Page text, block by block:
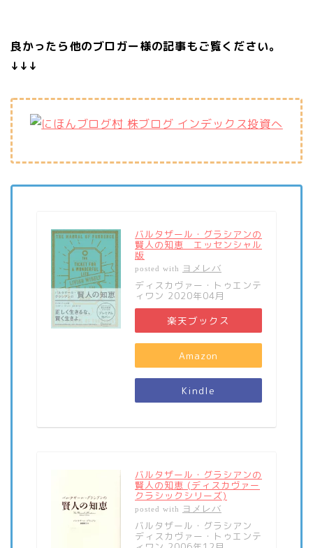
良かったら他のブロガー様の記事もご覧ください。
↓↓↓
バルタザール・グラシアンの
賢人の知恵 エッセンシャル
版
posted with ヨメレバ
ディスカヴァー・トゥエンテ
ィワン 2020年04月
楽天ブックス
Amazon
Kindle
バルタザール・グラシアンの
賢人の知恵 (ディスカヴァー
クラシックシリーズ)
posted with ヨメレバ
バルタザール・グラシアン
ディスカヴァー・トゥエンテ